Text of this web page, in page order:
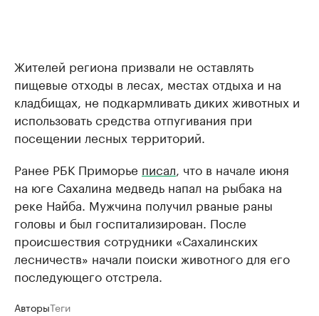
Жителей региона призвали не оставлять
пищевые отходы в лесах, местах отдыха и на
кладбищах, не подкармливать диких животных и
использовать средства отпугивания при
посещении лесных территорий.
Ранее РБК Приморье писал , что в начале июня
на юге Сахалина медведь напал на рыбака на
реке Найба. Мужчина получил рваные раны
головы и был госпитализирован. После
происшествия сотрудники «Сахалинских
лесничеств» начали поиски животного для его
последующего отстрела.
АвторыТеги